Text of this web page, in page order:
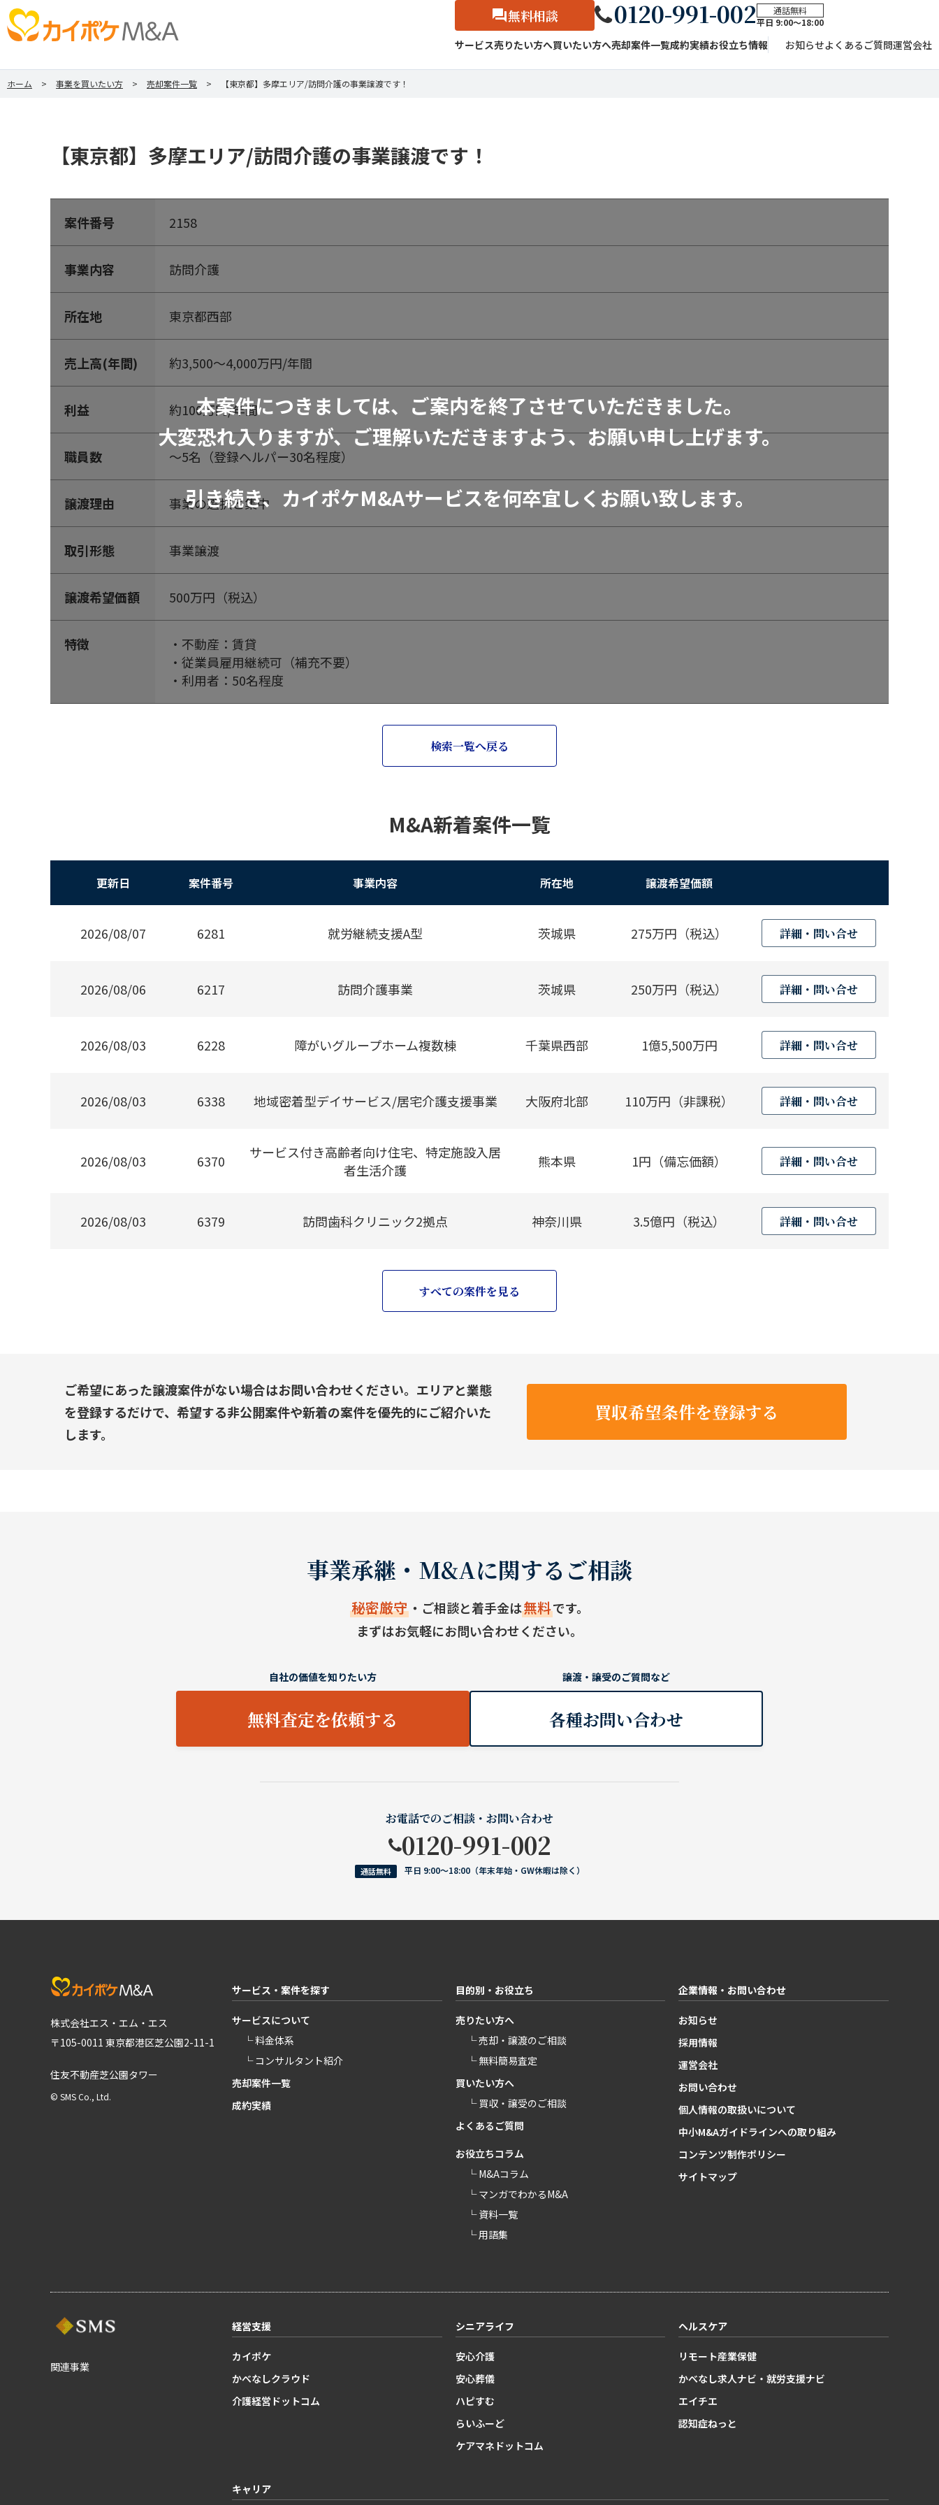
無料相談 0120-991-002
通話無料
平日 9:00〜18:00
サービス売りたい方へ買いたい方へ売却案件一覧成約実績お役立ち情報 お知らせよくあるご質問運営会社
ホーム 事業を買いたい方 売却案件一覧 【東京都】多摩エリア/訪問介護の事業譲渡です！
【東京都】多摩エリア/訪問介護の事業譲渡です！
本案件につきましては、ご案内を終了させていただきました。
大変恐れ入りますが、ご理解いただきますよう、お願い申し上げます。
引き続き、カイポケM&Aサービスを何卒宜しくお願い致します。
案件番号 2158
事業内容 訪問介護
所在地 東京都西部
売上高(年間) 約3,500～4,000万円/年間
利益 約100万円/年間
職員数 ～5名（登録ヘルパー30名程度）
譲渡理由 事業の選択と集中
取引形態 事業譲渡
譲渡希望価額 500万円（税込）
特徴
・不動産：賃貸
・従業員雇用継続可（補充不要）
・利用者：50名程度
検索一覧へ戻る
M&A新着案件一覧
更新日 案件番号 事業内容 所在地 譲渡希望価額
2026/08/07 6281 就労継続支援A型 茨城県 275万円（税込） 詳細・問い合せ
2026/08/06 6217 訪問介護事業 茨城県 250万円（税込） 詳細・問い合せ
2026/08/03 6228 障がいグループホーム複数棟 千葉県西部 1億5,500万円 詳細・問い合せ
2026/08/03 6338 地域密着型デイサービス/居宅介護支援事業 大阪府北部 110万円（非課税） 詳細・問い合せ
2026/08/03 6370
サービス付き高齢者向け住宅、特定施設入居
者生活介護
熊本県 1円（備忘価額） 詳細・問い合せ
2026/08/03 6379 訪問歯科クリニック2拠点 神奈川県 3.5億円（税込） 詳細・問い合せ
すべての案件を見る
ご希望にあった譲渡案件がない場合はお問い合わせください。エリアと業態
を登録するだけで、希望する非公開案件や新着の案件を優先的にご紹介いた
します。
買収希望条件を登録する
事業承継・M&Aに関するご相談
秘密厳守 ・ご相談と着手金は無料です。
まずはお気軽にお問い合わせください。
自社の価値を知りたい方
無料査定を依頼する
譲渡・譲受のご質問など
各種お問い合わせ
お電話でのご相談・お問い合わせ
0120-991-002
通話無料 平日 9:00〜18:00（年末年始・GW休暇は除く）
株式会社エス・エム・エス
〒105-0011 東京都港区芝公園2-11-1
住友不動産芝公園タワー
© SMS Co., Ltd.
サービス・案件を探す
サービスについて
└ 料金体系
└ コンサルタント紹介
売却案件一覧
成約実績
目的別・お役立ち
売りたい方へ
└ 売却・譲渡のご相談
└ 無料簡易査定
買いたい方へ
└ 買収・譲受のご相談
よくあるご質問
お役立ちコラム
└ M&Aコラム
└ マンガでわかるM&A
└ 資料一覧
└ 用語集
企業情報・お問い合わせ
お知らせ
採用情報
運営会社
お問い合わせ
個人情報の取扱いについて
中小M&Aガイドラインへの取り組み
コンテンツ制作ポリシー
サイトマップ
関連事業
経営支援
カイポケ
かべなしクラウド
介護経営ドットコム
シニアライフ
安心介護
安心葬儀
ハピすむ
らいふーど
ケアマネドットコム
ヘルスケア
リモート産業保健
かべなし求人ナビ・就労支援ナビ
エイチエ
認知症ねっと
キャリア